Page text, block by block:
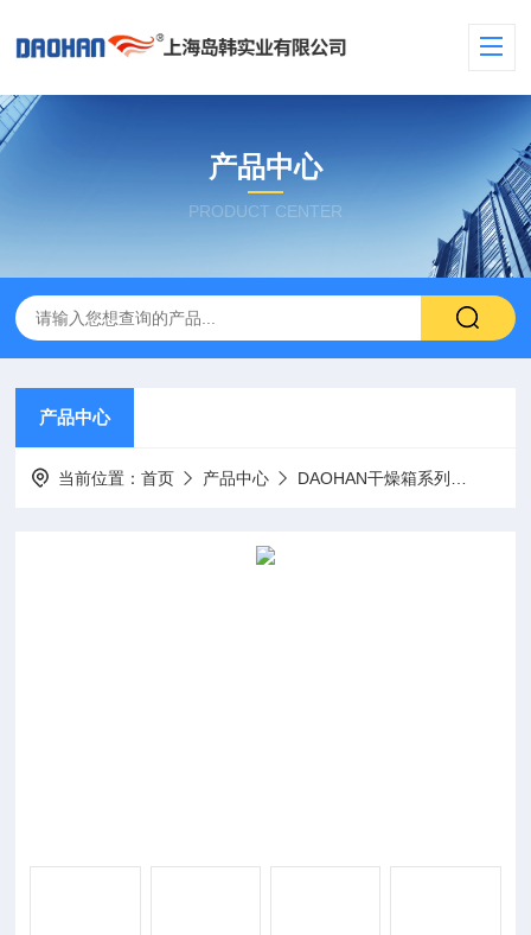
产品中心
PRODUCT CENTER
产品中心
当前位置：首页 产品中心 DAOHAN干燥箱系列